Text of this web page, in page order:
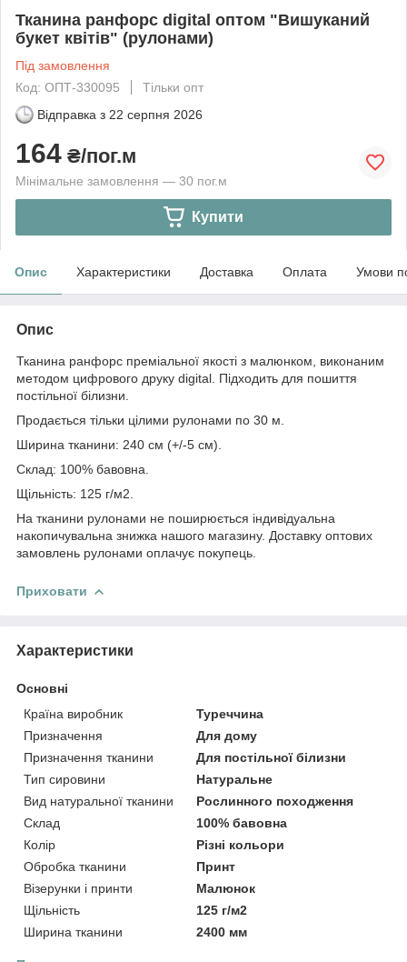
Тканина ранфорс digital оптом "Вишуканий
букет квітів" (рулонами)
Під замовлення
Код: ОПТ-330095
Тільки опт
Відправка з 22 серпня 2026
164 ₴/пог.м
Мінімальне замовлення — 30 пог.м
Купити
Опис Характеристики Доставка Оплата Умови
Опис
Тканина ранфорс преміальної якості з малюнком, виконаним
методом цифрового друку digital. Підходить для пошиття
постільної білизни.
Продається тільки цілими рулонами по 30 м.
Ширина тканини: 240 см (+/-5 см).
Склад: 100% бавовна.
Щільність: 125 г/м2.
На тканини рулонами не поширюється індивідуальна
накопичувальна знижка нашого магазину. Доставку оптових
замовлень рулонами оплачує покупець.
Приховати
Характеристики
Основні
Країна виробник
Туреччина
Призначення
Для дому
Призначення тканини
Для постільної білизни
Тип сировини
Натуральне
Вид натуральної тканини
Рослинного походження
Склад
100% бавовна
Колір
Різні кольори
Обробка тканини
Принт
Візерунки і принти
Малюнок
Щільність
125 г/м2
Ширина тканини
2400 мм